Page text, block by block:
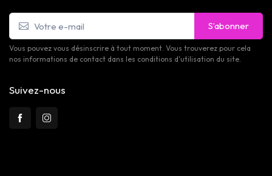
S’abonner
Vous pouvez vous désinscrire à tout moment. Vous trouverez pour cela
nos informations de contact dans les conditions d'utilisation du site.
Suivez-nous